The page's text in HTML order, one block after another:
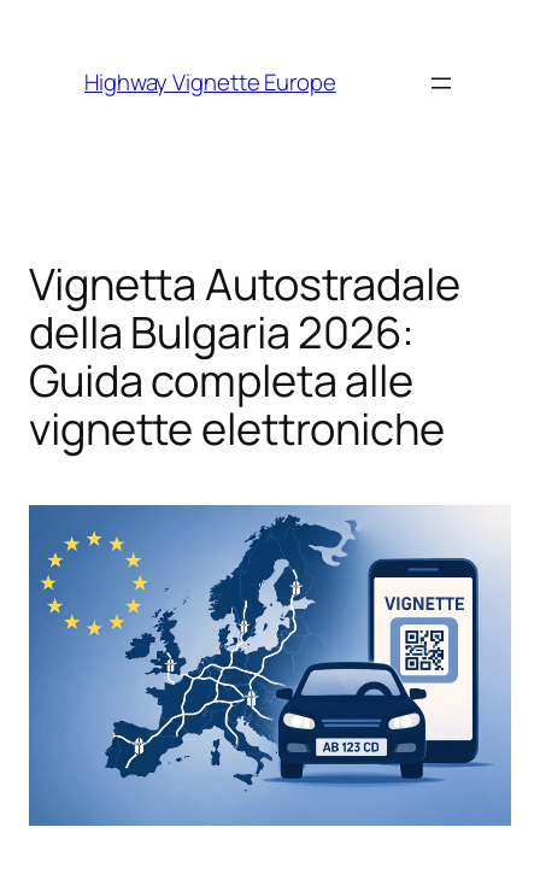
Highway Vignette Europe
Vignetta Autostradale
della Bulgaria 2026:
Guida completa alle
vignette elettroniche